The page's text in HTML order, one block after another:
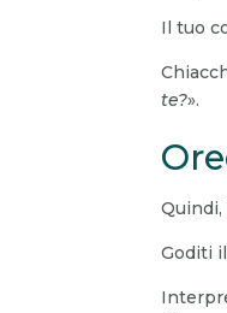
Il tuo
te?».
Goditi